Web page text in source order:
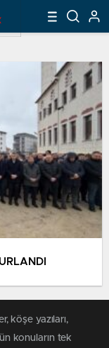
köşe yazıları,
konuların tek